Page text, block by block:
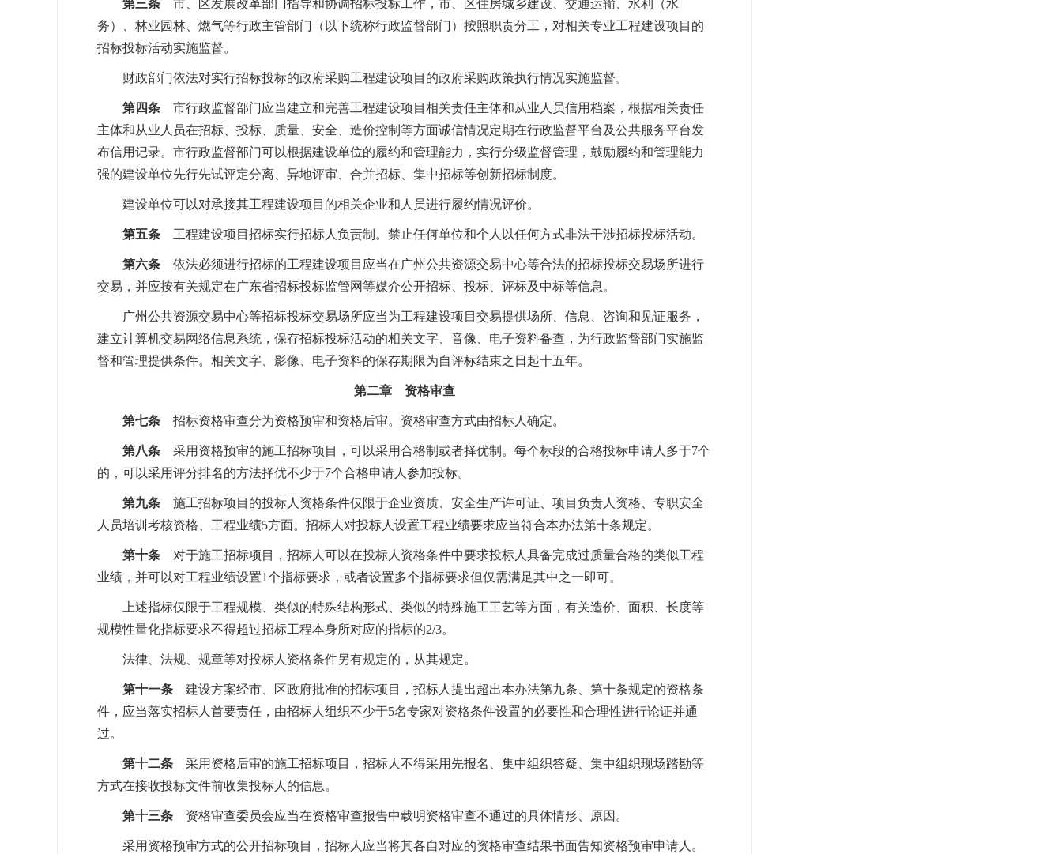
第三条 市、区发展改革部门指导和协调招标投标工作，市、区住房城乡建设、交通运输、水利（水
务）、林业园林、燃气等行政主管部门（以下统称行政监督部门）按照职责分工，对相关专业工程建设项目的
招标投标活动实施监督。
财政部门依法对实行招标投标的政府采购工程建设项目的政府采购政策执行情况实施监督。
第四条 市行政监督部门应当建立和完善工程建设项目相关责任主体和从业人员信用档案，根据相关责任
主体和从业人员在招标、投标、质量、安全、造价控制等方面诚信情况定期在行政监督平台及公共服务平台发
布信用记录。市行政监督部门可以根据建设单位的履约和管理能力，实行分级监督管理，鼓励履约和管理能力
强的建设单位先行先试评定分离、异地评审、合并招标、集中招标等创新招标制度。
建设单位可以对承接其工程建设项目的相关企业和人员进行履约情况评价。
第五条 工程建设项目招标实行招标人负责制。禁止任何单位和个人以任何方式非法干涉招标投标活动。
第六条 依法必须进行招标的工程建设项目应当在广州公共资源交易中心等合法的招标投标交易场所进行
交易，并应按有关规定在广东省招标投标监管网等媒介公开招标、投标、评标及中标等信息。
广州公共资源交易中心等招标投标交易场所应当为工程建设项目交易提供场所、信息、咨询和见证服务，
建立计算机交易网络信息系统，保存招标投标活动的相关文字、音像、电子资料备查，为行政监督部门实施监
督和管理提供条件。相关文字、影像、电子资料的保存期限为自评标结束之日起十五年。
第二章 资格审查
第七条 招标资格审查分为资格预审和资格后审。资格审查方式由招标人确定。
第八条 采用资格预审的施工招标项目，可以采用合格制或者择优制。每个标段的合格投标申请人多于7个
的，可以采用评分排名的方法择优不少于7个合格申请人参加投标。
第九条 施工招标项目的投标人资格条件仅限于企业资质、安全生产许可证、项目负责人资格、专职安全
人员培训考核资格、工程业绩5方面。招标人对投标人设置工程业绩要求应当符合本办法第十条规定。
第十条 对于施工招标项目，招标人可以在投标人资格条件中要求投标人具备完成过质量合格的类似工程
业绩，并可以对工程业绩设置1个指标要求，或者设置多个指标要求但仅需满足其中之一即可。
上述指标仅限于工程规模、类似的特殊结构形式、类似的特殊施工工艺等方面，有关造价、面积、长度等
规模性量化指标要求不得超过招标工程本身所对应的指标的2/3。
法律、法规、规章等对投标人资格条件另有规定的，从其规定。
第十一条 建设方案经市、区政府批准的招标项目，招标人提出超出本办法第九条、第十条规定的资格条
件，应当落实招标人首要责任，由招标人组织不少于5名专家对资格条件设置的必要性和合理性进行论证并通
过。
第十二条 采用资格后审的施工招标项目，招标人不得采用先报名、集中组织答疑、集中组织现场踏勘等
方式在接收投标文件前收集投标人的信息。
第十三条 资格审查委员会应当在资格审查报告中载明资格审查不通过的具体情形、原因。
采用资格预审方式的公开招标项目，招标人应当将其各自对应的资格审查结果书面告知资格预审申请人。